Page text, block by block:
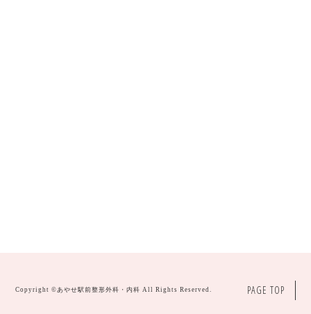
PAGE TOP
Copyright ©あやせ駅前整形外科・内科 All Rights Reserved.